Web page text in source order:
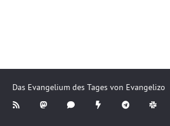
Das Evangelium des Tages von Evangelizo